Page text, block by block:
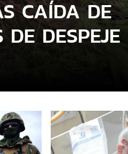
CAÍDA DE
DESPEJE